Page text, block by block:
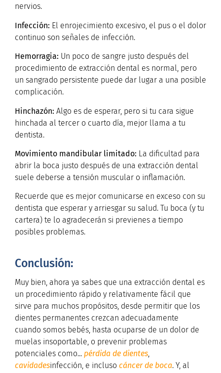
nervios.
Infección: El enrojecimiento excesivo, el pus o el dolor
continuo son señales de infección.
Hemorragia: Un poco de sangre justo después del
procedimiento de extracción dental es normal, pero
un sangrado persistente puede dar lugar a una posible
complicación.
Hinchazón: Algo es de esperar, pero si tu cara sigue
hinchada al tercer o cuarto día, mejor llama a tu
dentista.
Movimiento mandibular limitado: La dificultad para
abrir la boca justo después de una extracción dental
suele deberse a tensión muscular o inflamación.
Recuerde que es mejor comunicarse en exceso con su
dentista que esperar y arriesgar su salud. Tu boca (y tu
cartera) te lo agradecerán si previenes a tiempo
posibles problemas.
Conclusión:
Muy bien, ahora ya sabes que una extracción dental es
un procedimiento rápido y relativamente fácil que
sirve para muchos propósitos, desde permitir que los
dientes permanentes crezcan adecuadamente
cuando somos bebés, hasta ocuparse de un dolor de
muelas insoportable, o prevenir problemas
potenciales como... pérdida de dientes
cavidadesinfección, e incluso cáncer de boca. Y, al